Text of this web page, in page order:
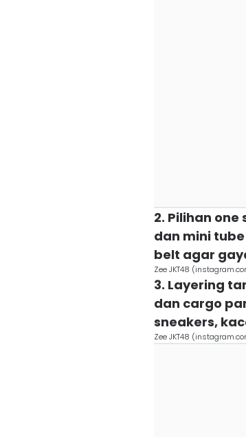
2. Pilihan
dan mini
belt agar
Zee JKT48
3. Layering
dan cargo
sneakers,
Zee JKT48